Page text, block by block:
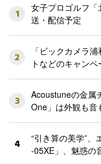
1
女子プロゴルフ
送・配信予定
2
「ビックカメラ
トなどのキャンペ
3
Acoustuneの金属
One」は外観も音
4
“引き算の美学”
-05XE」、魅惑の